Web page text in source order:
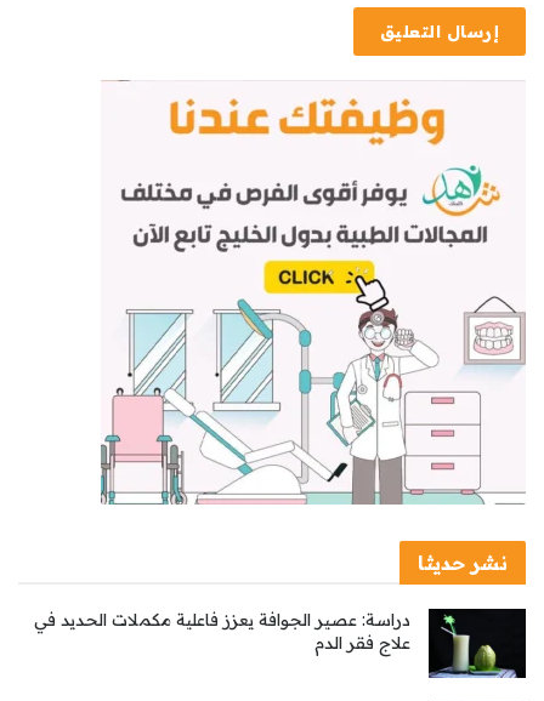
نشر حديثا
دراسة: عصير الجوافة يعزز فاعلية مكملات الحديد في
علاج فقر الدم